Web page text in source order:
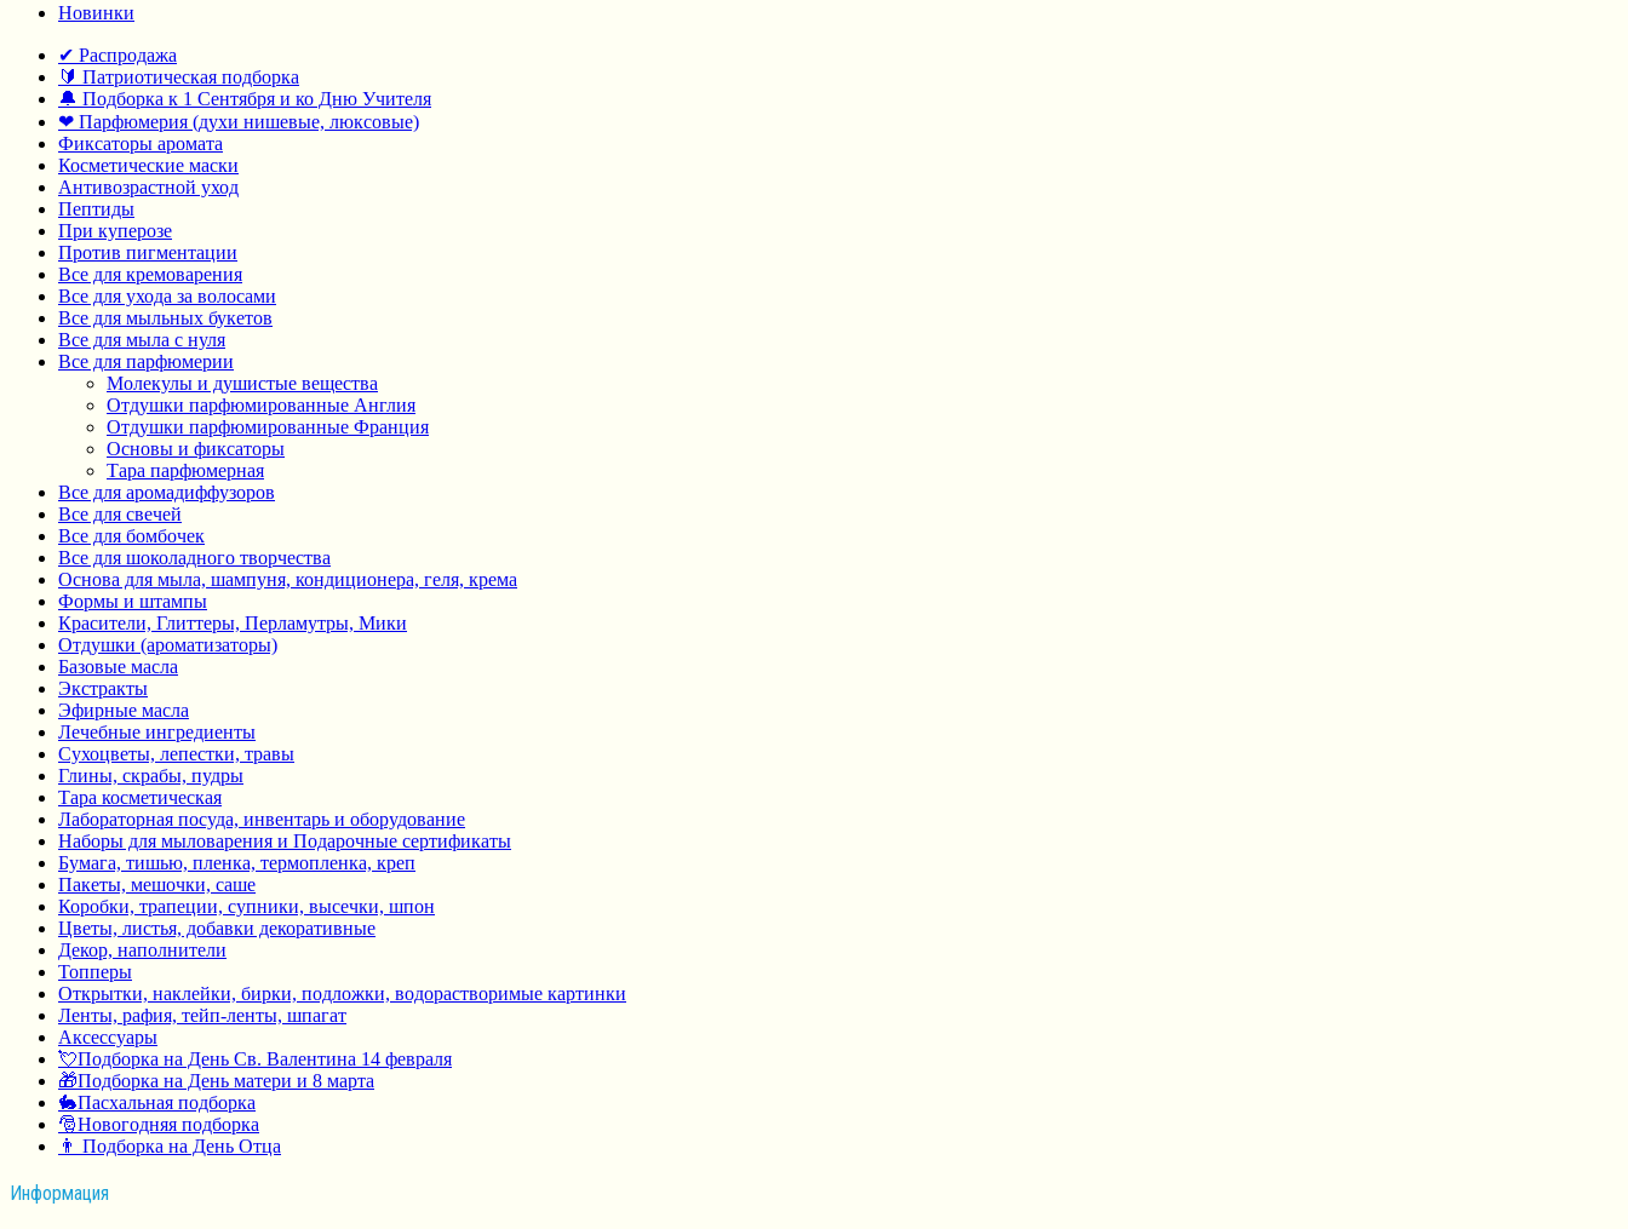
Новинки
✔ Распродажа
🔰 Патриотическая подборка
🔔 Подборка к 1 Сентября и ко Дню Учителя
❤ Парфюмерия (духи нишевые, люксовые)
Фиксаторы аромата
Косметические маски
Антивозрастной уход
Пептиды
При куперозе
Против пигментации
Все для кремоварения
Все для ухода за волосами
Все для мыльных букетов
Все для мыла с нуля
Все для парфюмерии
Молекулы и душистые вещества
Отдушки парфюмированные Англия
Отдушки парфюмированные Франция
Основы и фиксаторы
Тара парфюмерная
Все для аромадиффузоров
Все для свечей
Все для бомбочек
Все для шоколадного творчества
Основа для мыла, шампуня, кондиционера, геля, крема
Формы и штампы
Красители, Глиттеры, Перламутры, Мики
Отдушки (ароматизаторы)
Базовые масла
Экстракты
Эфирные масла
Лечебные ингредиенты
Сухоцветы, лепестки, травы
Глины, скрабы, пудры
Тара косметическая
Лабораторная посуда, инвентарь и оборудование
Наборы для мыловарения и Подарочные сертификаты
Бумага, тишью, пленка, термопленка, креп
Пакеты, мешочки, саше
Коробки, трапеции, супники, высечки, шпон
Цветы, листья, добавки декоративные
Декор, наполнители
Топперы
Открытки, наклейки, бирки, подложки, водорастворимые картинки
Ленты, рафия, тейп-ленты, шпагат
Аксессуары
💘Подборка на День Св. Валентина 14 февраля
🎁Подборка на День матери и 8 марта
🐇Пасхальная подборка
🎅Новогодняя подборка
👨 Подборка на День Отца
Информация